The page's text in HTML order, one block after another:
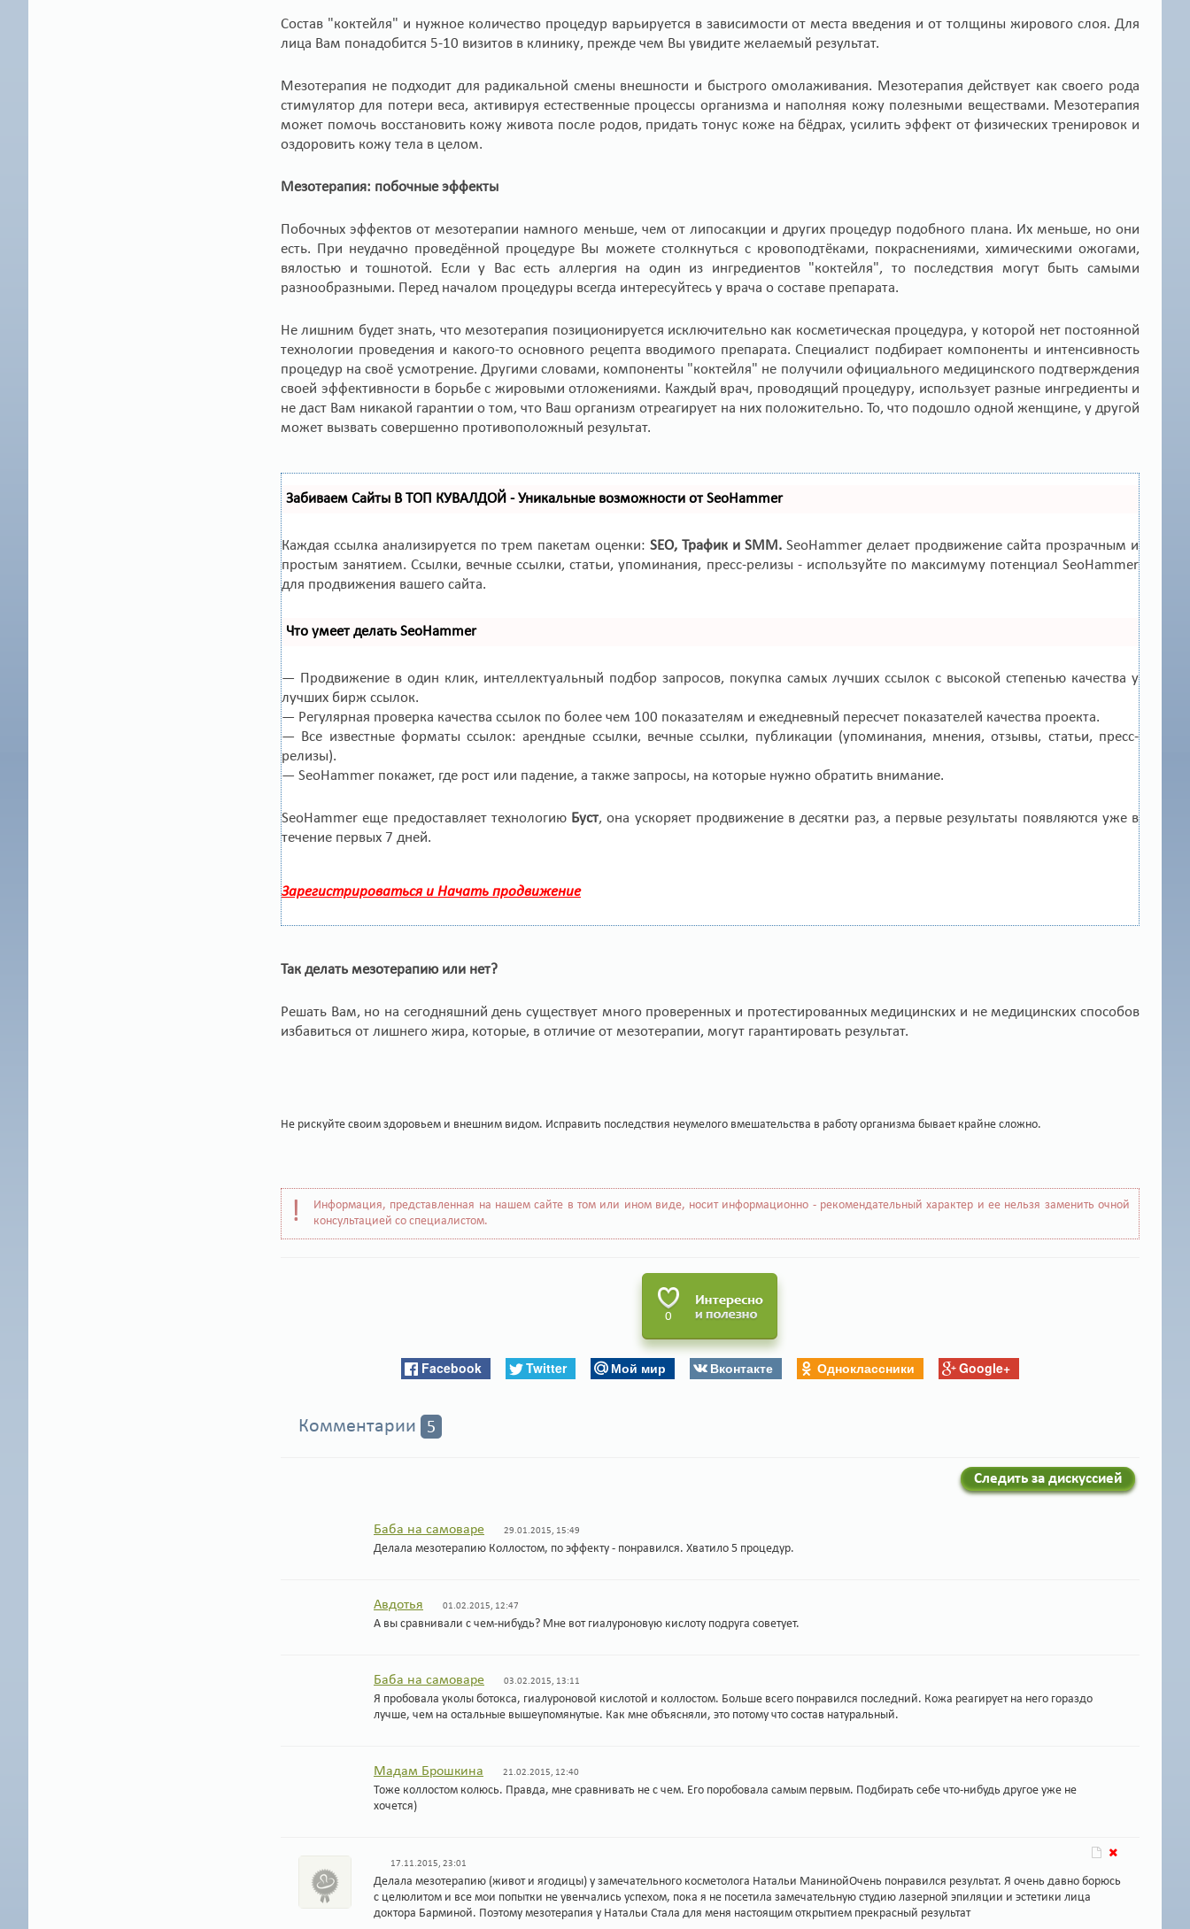
Состав "коктейля" и нужное количество процедур варьируется в зависимости от места введения и от толщины жирового слоя. Для
лица Вам понадобится 5-10 визитов в клинику, прежде чем Вы увидите желаемый результат.
Мезотерапия не подходит для радикальной смены внешности и быстрого омолаживания. Мезотерапия действует как своего рода
стимулятор для потери веса, активируя естественные процессы организма и наполняя кожу полезными веществами. Мезотерапия
может помочь восстановить кожу живота после родов, придать тонус коже на бёдрах, усилить эффект от физических тренировок и
оздоровить кожу тела в целом.
Мезотерапия: побочные эффекты
Побочных эффектов от мезотерапии намного меньше, чем от липосакции и других процедур подобного плана. Их меньше, но они
есть. При неудачно проведённой процедуре Вы можете столкнуться с кровоподтёками, покраснениями, химическими ожогами,
вялостью и тошнотой. Если у Вас есть аллергия на один из ингредиентов "коктейля", то последствия могут быть самыми
разнообразными. Перед началом процедуры всегда интересуйтесь у врача о составе препарата.
Не лишним будет знать, что мезотерапия позиционируется исключительно как косметическая процедура, у которой нет постоянной
технологии проведения и какого-то основного рецепта вводимого препарата. Специалист подбирает компоненты и интенсивность
процедур на своё усмотрение. Другими словами, компоненты "коктейля" не получили официального медицинского подтверждения
своей эффективности в борьбе с жировыми отложениями. Каждый врач, проводящий процедуру, использует разные ингредиенты и
не даст Вам никакой гарантии о том, что Ваш организм отреагирует на них положительно. То, что подошло одной женщине, у другой
может вызвать совершенно противоположный результат.
Забиваем Сайты В ТОП КУВАЛДОЙ - Уникальные возможности от SeoHammer
Каждая ссылка анализируется по трем пакетам оценки: SEO, Трафик и SMM. SeoHammer делает продвижение сайта прозрачным и
простым занятием. Ссылки, вечные ссылки, статьи, упоминания, пресс-релизы - используйте по максимуму потенциал SeoHammer
для продвижения вашего сайта.
Что умеет делать SeoHammer
— Продвижение в один клик, интеллектуальный подбор запросов, покупка самых лучших ссылок с высокой степенью качества у
лучших бирж ссылок.
— Регулярная проверка качества ссылок по более чем 100 показателям и ежедневный пересчет показателей качества проекта.
— Все известные форматы ссылок: арендные ссылки, вечные ссылки, публикации (упоминания, мнения, отзывы, статьи, пресс-
релизы).
— SeoHammer покажет, где рост или падение, а также запросы, на которые нужно обратить внимание.
SeoHammer еще предоставляет технологию Буст, она ускоряет продвижение в десятки раз, а первые результаты появляются уже в
течение первых 7 дней.
Зарегистрироваться и Начать продвижение
Так делать мезотерапию или нет?
Решать Вам, но на сегодняшний день существует много проверенных и протестированных медицинских и не медицинских способов
избавиться от лишнего жира, которые, в отличие от мезотерапии, могут гарантировать результат.
Не рискуйте своим здоровьем и внешним видом. Исправить последствия неумелого вмешательства в работу организма бывает крайне сложно.
Информация, представленная на нашем сайте в том или ином виде, носит информационно - рекомендательный характер и ее нельзя заменить очной
консультацией со специалистом.
0
Facebook Twitter Мой мир Вконтакте Одноклассники Google+
Комментарии 5
Следить за дискуссией
Баба на самоваре 29.01.2015, 15:49
Делала мезотерапию Коллостом, по эффекту - понравился. Хватило 5 процедур.
Авдотья 01.02.2015, 12:47
А вы сравнивали с чем-нибудь? Мне вот гиалуроновую кислоту подруга советует.
Баба на самоваре 03.02.2015, 13:11
Я пробовала уколы ботокса, гиалуроновой кислотой и коллостом. Больше всего понравился последний. Кожа реагирует на него гораздо
лучше, чем на остальные вышеупомянутые. Как мне объясняли, это потому что состав натуральный.
Мадам Брошкина 21.02.2015, 12:40
Тоже коллостом колюсь. Правда, мне сравнивать не с чем. Его поробовала самым первым. Подбирать себе что-нибудь другое уже не
хочется)
17.11.2015, 23:01
Делала мезотерапию (живот и ягодицы) у замечательного косметолога Натальи МанинойОчень понравился результат. Я очень давно борюсь
с целюлитом и все мои попытки не увенчались успехом, пока я не посетила замечательную студию лазерной эпиляции и эстетики лица
доктора Барминой. Поэтому мезотерапия у Натальи Стала для меня настоящим открытием прекрасный результат